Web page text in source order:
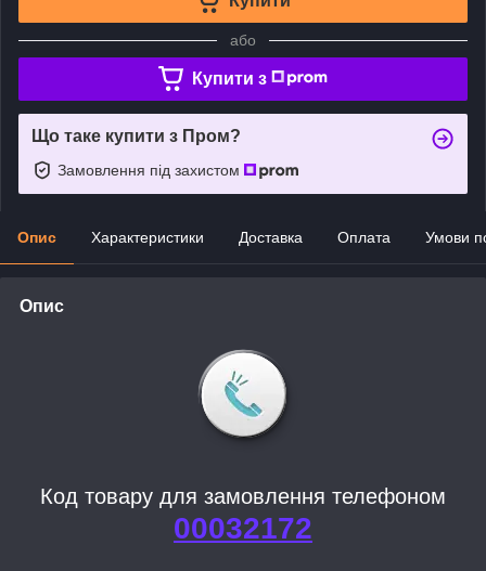
або
Купити з
Що таке купити з Пром?
Замовлення під захистом
Опис Характеристики Доставка Оплата Умови
Опис
Код товару для замовлення телефоном
00032172